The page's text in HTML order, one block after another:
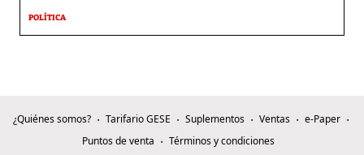
POLÍTICA
¿Quiénes somos? Tarifario GESE Suplementos Ventas
e-Paper
Puntos de venta
Términos y condiciones